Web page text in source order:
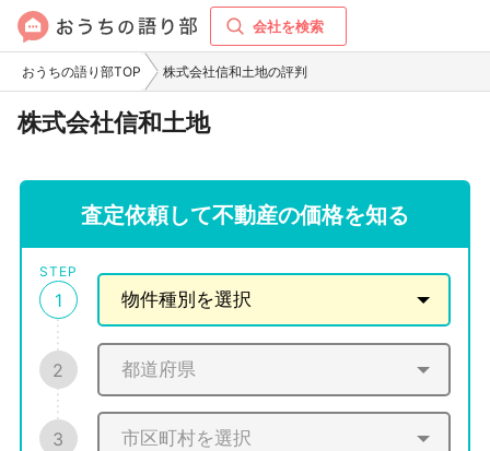
会社を検索
おうちの語り部TOP 株式会社信和土地の評判
株式会社信和土地
査定依頼して不動産の価格を知る
STEP
1
2
3